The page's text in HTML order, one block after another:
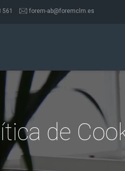
561 forem-ab@foremclm.es
de